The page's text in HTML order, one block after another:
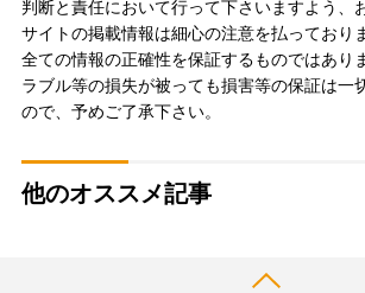
判断と責任において行って下さいますよう、
サイトの掲載情報は細心の注意を払っており
全ての情報の正確性を保証するものではあり
ラブル等の損失が被っても損害等の保証は一
ので、予めご了承下さい。
他のオススメ記事